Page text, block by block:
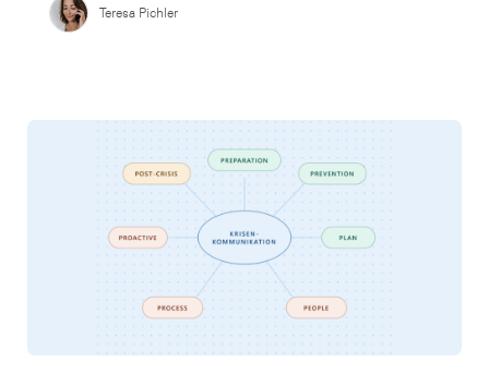
Teresa Pichler